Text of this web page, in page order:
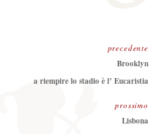
precedente
Brooklyn
a riempire lo stadio è l’ Eucaristia
prossimo
Lisbona